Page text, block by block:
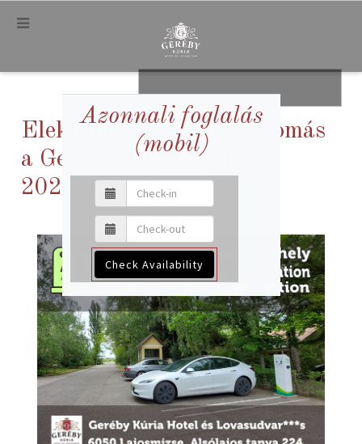
Azonnali foglalás
(mobil)
Check Availability
.
Elektromos autó töltőállomás
a Geréby Kúriában (
2025.05.15)